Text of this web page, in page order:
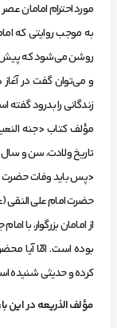
مورد احترام‌ امامان‌
‌به‌ موجب‌ روايتي‌ كه‌
و مي‌توان‌ گفت‌ در
زندگاني‌ را بدرود گفته‌
تاريخ‌ ولادت، سن‌ و
حضرت‌ امام‌ علي‌ النقي‌
‌از امامان‌ بزرگوار،
بوده‌ است. امّا آيا
كرده‌ و حديثي‌ شنيده‌
‌مؤ‌لف‌ الذريعه‌ در اين‌